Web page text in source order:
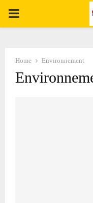
PRIMARY
Home Environnement